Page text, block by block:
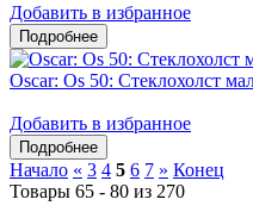
Добавить в избранное
Oscar: Os 50: Стеклохолст
Добавить в избранное
Начало « 3 4 5 6 7 » Конец
Товары 65 - 80 из 270